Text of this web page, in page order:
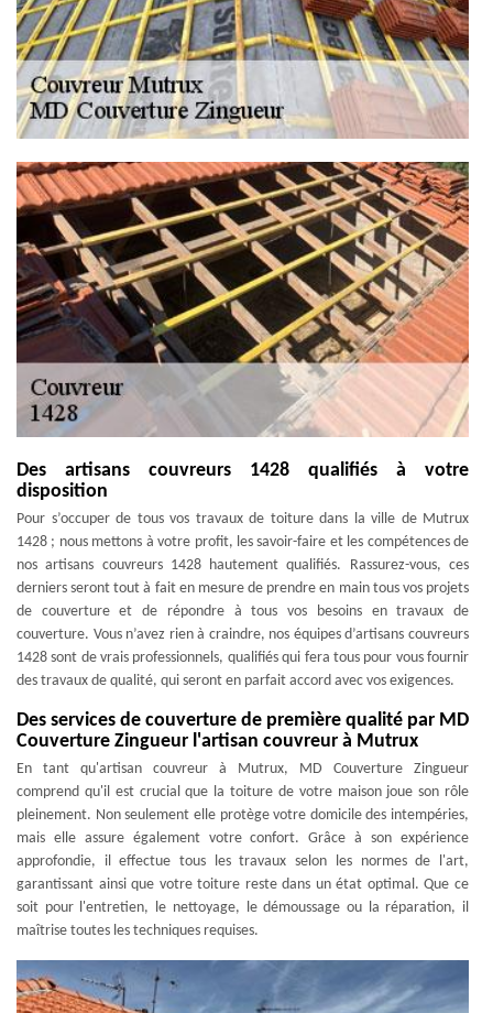
Des artisans couvreurs 1428 qualifiés à votre
disposition
Pour s’occuper de tous vos travaux de toiture dans la ville de Mutrux
1428 ; nous mettons à votre profit, les savoir-faire et les compétences de
nos artisans couvreurs 1428 hautement qualifiés. Rassurez-vous, ces
derniers seront tout à fait en mesure de prendre en main tous vos projets
de couverture et de répondre à tous vos besoins en travaux de
couverture. Vous n’avez rien à craindre, nos équipes d’artisans couvreurs
1428 sont de vrais professionnels, qualifiés qui fera tous pour vous fournir
des travaux de qualité, qui seront en parfait accord avec vos exigences.
Des services de couverture de première qualité par MD
Couverture Zingueur l'artisan couvreur à Mutrux
En tant qu'artisan couvreur à Mutrux, MD Couverture Zingueur
comprend qu'il est crucial que la toiture de votre maison joue son rôle
pleinement. Non seulement elle protège votre domicile des intempéries,
mais elle assure également votre confort. Grâce à son expérience
approfondie, il effectue tous les travaux selon les normes de l'art,
garantissant ainsi que votre toiture reste dans un état optimal. Que ce
soit pour l'entretien, le nettoyage, le démoussage ou la réparation, il
maîtrise toutes les techniques requises.